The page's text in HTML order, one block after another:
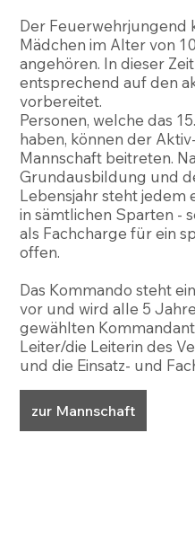
Der Feuerwehrjungend
Mädchen im Alter von
angehören. In dieser
entsprechend auf den
vorbereitet.
Personen, welche das
haben, können der Aktiv-
Mannschaft beitreten.
Grundausbildung und
Lebensjahr steht jedem
in sämtlichen Sparten -
als Fachcharge für ein
offen.
Das Kommando steht
vor und wird alle 5
gewählten
Leiter/die Leiterin des
und die Einsatz- und
zur Mannschaft